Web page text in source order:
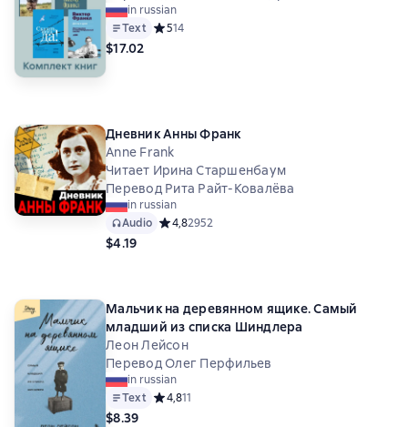
in russian
Text Средний рейтинг 5 на основе 14 оценок
514
$17.02
Дневник Анны Франк
Anne Frank
Читает Ирина Старшенбаум
Перевод Рита Райт-Ковалёва
in russian
Audio Средний рейтинг 4,8 на основе 2952 оценок
4,82952
$4.19
Мальчик на деревянном ящике. Самый
младший из списка Шиндлера
Леон Лейсон
Перевод Олег Перфильев
in russian
Text Средний рейтинг 4,8 на основе 11 оценок
4,811
$8.39